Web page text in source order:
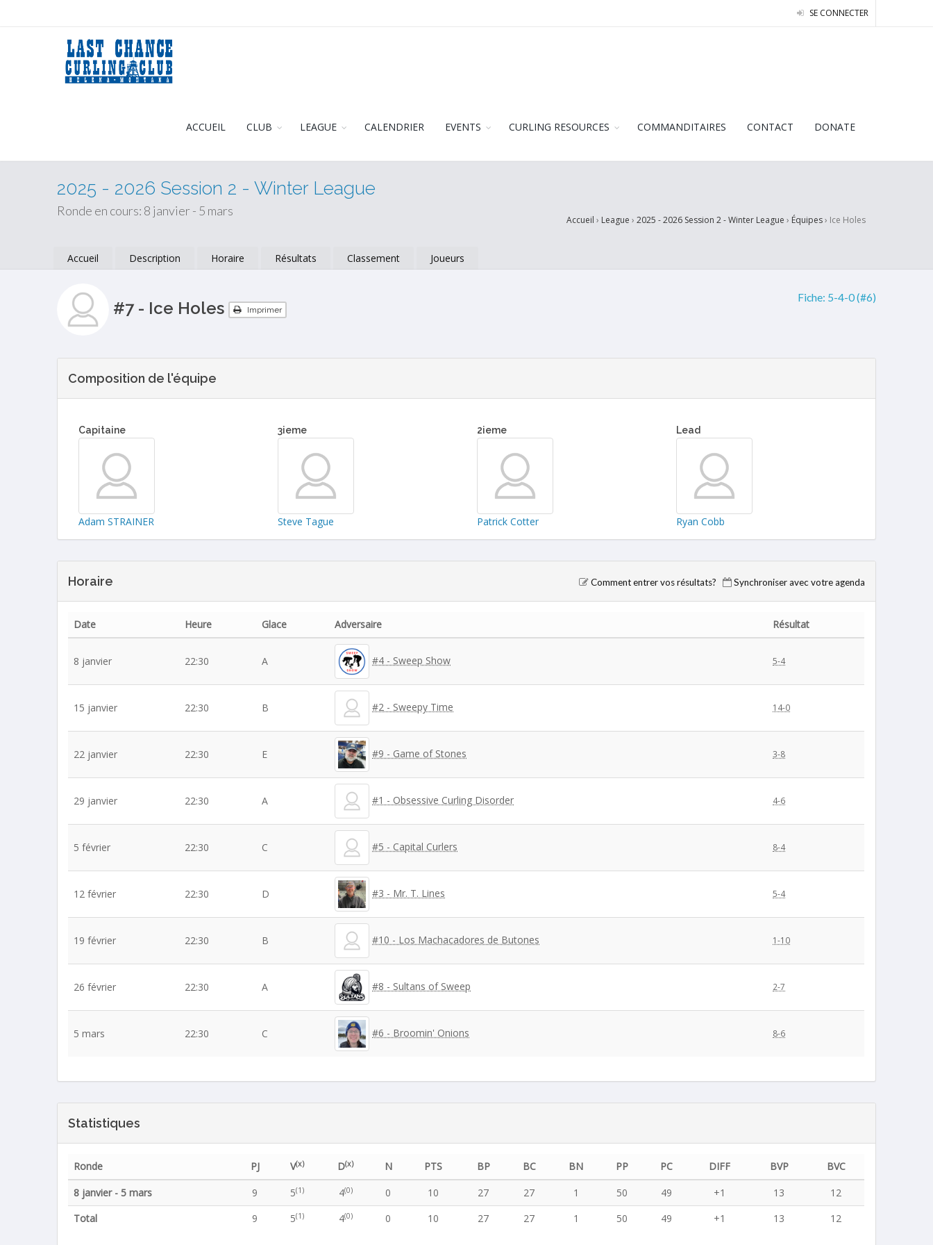
SE CONNECTER
ACCUEIL CLUB LEAGUE CALENDRIER EVENTS CURLING RESOURCES COMMANDITAIRES CONTACT DONATE
2025 - 2026 Session 2 - Winter League
Ronde en cours: 8 janvier - 5 mars
Accueil › League › 2025 - 2026 Session 2 - Winter League › Équipes› Ice Holes
Accueil Description Horaire Résultats Classement Joueurs
#7 - Ice Holes Imprimer
Fiche: 5-4-0 (#6)
Composition de l'équipe
Capitaine
Adam STRAINER
3ieme
Steve Tague
2ieme
Patrick Cotter
Lead
Ryan Cobb
Horaire Comment entrer vos résultats? Synchroniser avec votre agenda
Date Heure Glace Adversaire Résultat
8 janvier 22:30 A #4 - Sweep Show 5-4
15 janvier 22:30 B #2 - Sweepy Time 14-0
22 janvier 22:30 E #9 - Game of Stones 3-8
29 janvier 22:30 A #1 - Obsessive Curling Disorder 4-6
5 février 22:30 C #5 - Capital Curlers 8-4
12 février 22:30 D #3 - Mr. T. Lines 5-4
19 février 22:30 B #10 - Los Machacadores de Butones 1-10
26 février 22:30 A #8 - Sultans of Sweep 2-7
5 mars 22:30 C #6 - Broomin' Onions 8-6
Statistiques
Ronde PJ V(x) D(x) N PTS BP BC BN PP PC DIFF BVP
BVC
8 janvier - 5 mars
9 5(1) 4(0) 0 10 27 27 1 50 49 +1 13
12
Total
9 5(1) 4(0) 0 10 27 27 1 50 49 +1 13 12